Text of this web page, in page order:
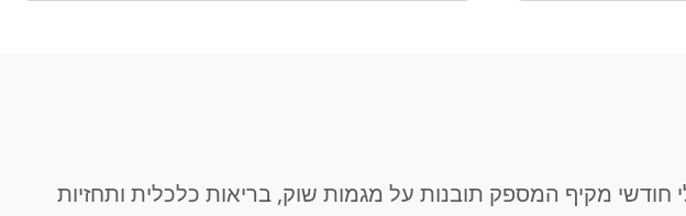
חודשי מקיף המספק תובנות על מגמות שוק, בריאות כלכלית ותחזיות